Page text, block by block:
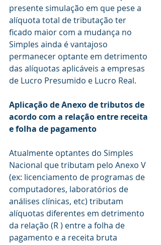
presente simulação em que pese a
alíquota total de tributação ter
ficado maior com a mudança no
Simples ainda é vantajoso
permanecer optante em detrimento
das alíquotas aplicáveis a empresas
de Lucro Presumido e Lucro Real.
Aplicação de Anexo de tributos de
acordo com a relação entre receita
e folha de pagamento
Atualmente optantes do Simples
Nacional que tributam pelo Anexo V
(ex: licenciamento de programas de
computadores, laboratórios de
análises clínicas, etc) tributam
alíquotas diferentes em detrimento
da relação (R ) entre a folha de
pagamento e a receita bruta